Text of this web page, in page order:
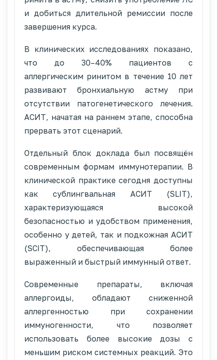
и добиться длительной ремиссии после
завершения курса.
В клинических исследованиях показано,
что до 30–40% пациентов с
аллергическим ринитом в течение 10 лет
развивают бронхиальную астму при
отсутствии патогенетического лечения.
АСИТ, начатая на раннем этапе, способна
прервать этот сценарий.
Отдельный блок доклада был посвящён
современным формам иммунотерапии. В
клинической практике сегодня доступны
как сублингвальная АСИТ (SLIT),
характеризующаяся высокой
безопасностью и удобством применения,
особенно у детей, так и подкожная АСИТ
(SCIT), обеспечивающая более
выраженный и быстрый иммунный ответ.
Современные препараты, включая
аллергоиды, обладают сниженной
аллергенностью при сохранении
иммуногенности, что позволяет
использовать более высокие дозы с
меньшим риском системных реакций. Это